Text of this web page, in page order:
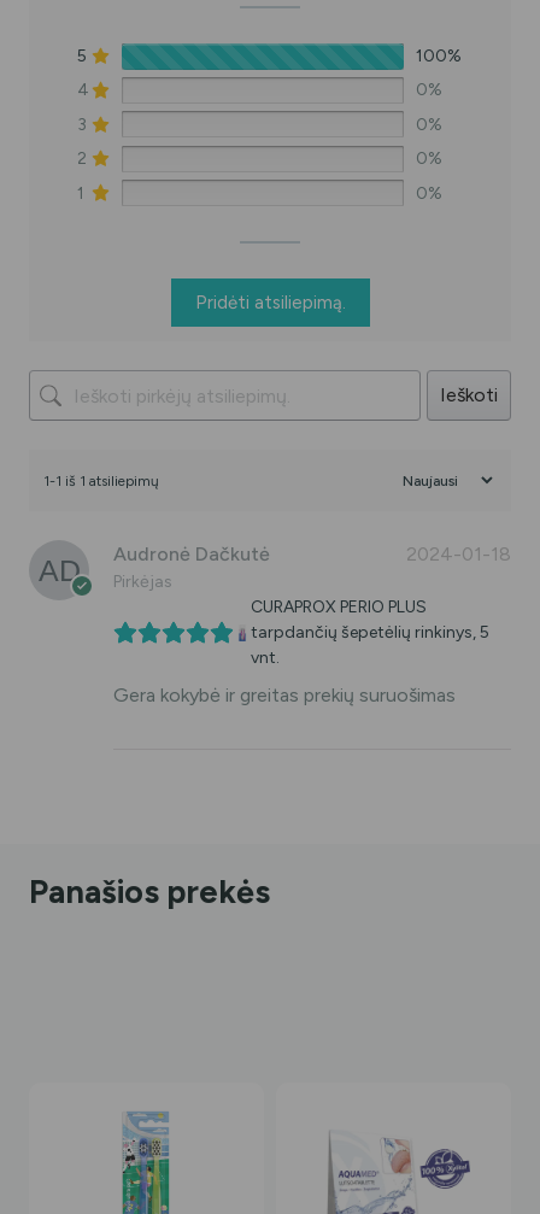
5
100%
4
0%
3
0%
2
0%
1
0%
Pridėti atsiliepimą.
Ieškoti
1-1 iš 1 atsiliepimų
Audronė Dačkutė
Pirkėjas
2024-01-18
CURAPROX PERIO PLUS
tarpdančių šepetėlių rinkinys, 5
vnt.
Gera kokybė ir greitas prekių suruošimas
Panašios prekės